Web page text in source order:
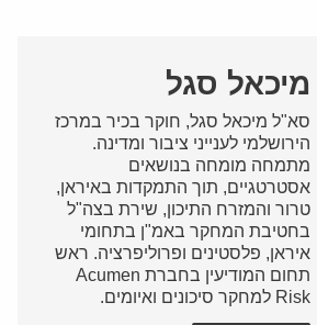
מיכאל סגל
סא"ל מיכאל סגל, חוקר בכיר במרכז
הירושלמי לענייני ציבור ומדינה.
מתמחה מומחה בנושאים
אסטרטגיים, תוך התמקדות באיראן,
טרור והמזרח התיכון, שירת בצה"ל
בחטיבת המחקר באמ"ן בתחומי
איראן, פלסטינים ופרוליפרציה. ראש
תחום המודיעין בחברת Acumen
Risk למחקר סיכונים ואיומים.